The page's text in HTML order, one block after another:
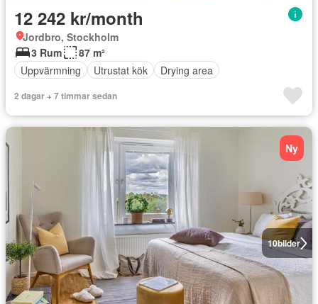
12 242 kr/month
Jordbro, Stockholm
3 Rum
87 m²
Uppvärmning
Utrustat kök Drying area
2 dagar + 7 timmar sedan
10bilder
Ny